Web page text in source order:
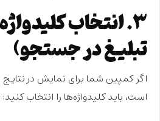
۳. انتخاب
تبلیغ در جستجو)
اگر کمپین شما برای نمایش در
است، باید کلیدواژه‌ها را انتخاب کنید: